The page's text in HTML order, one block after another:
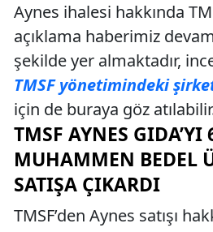
Aynes ihalesi hakkında
açıklama haberimiz
şekilde yer almaktadır,
TMSF yönetimindeki
için de buraya göz
TMSF AYNES
MUHAMMEN BEDEL
SATIŞA ÇIKARDI
TMSF’den Aynes satışı